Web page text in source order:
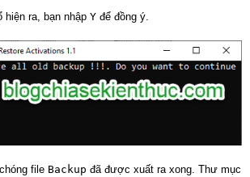
hiện ra, bạn nhập Y để đồng ý.
file Backup đã được xuất ra xong. Thư mục